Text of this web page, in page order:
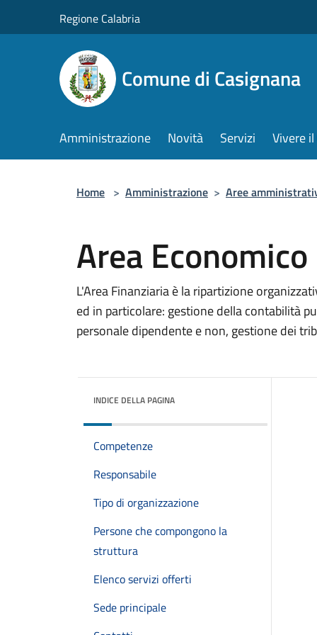
Regione Calabria
Comune di Casignana
Amministrazione Novità Servizi Vivere
Home > Amministrazione > Aree
Area
L'Area Finanziaria è la ripartizione
ed in particolare: gestione della contabilità
personale dipendente e non, gestione dei
INDICE DELLA PAGINA
Competenze
Responsabile
Tipo di organizzazione
Persone che compongono la
struttura
Elenco servizi offerti
Sede principale